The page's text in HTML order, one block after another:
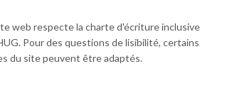
web respecte la charte d'écriture inclusive
Pour des questions de lisibilité, certains
du site peuvent être adaptés.